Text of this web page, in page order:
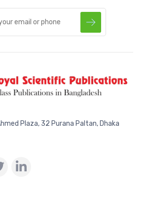
Plaza, 32 Purana Paltan, Dhaka